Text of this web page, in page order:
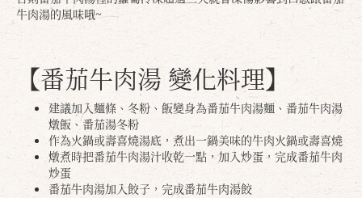
牛肉湯的風味哦~
【番茄牛肉湯 變化料理】
建議加入麵條、冬粉、飯變身為番茄牛肉湯麵、番茄牛肉湯
燉飯、番茄湯冬粉
作為火鍋或壽喜燒湯底，煮出一鍋美味的牛肉火鍋或壽喜燒
燉煮時把番茄牛肉湯汁收乾一點，加入炒蛋，完成番茄牛肉
炒蛋
番茄牛肉湯加入餃子，完成番茄牛肉湯餃